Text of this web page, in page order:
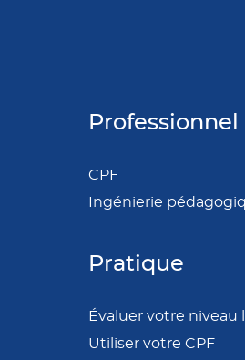
Professionnel
CPF
Ingénierie
Pratique
Évaluer votre
Utiliser votre CPF